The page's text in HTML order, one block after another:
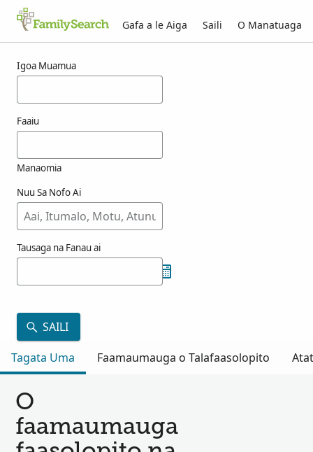
Gafa a le Aiga Saili O Manatuaga
Igoa Muamua
Faaiu
Manaomia
Nuu Sa Nofo Ai
Tausaga na Fanau ai
SAILI
Tagata Uma
Faamaumauga o Talafaasolopito
O
faamaumauga